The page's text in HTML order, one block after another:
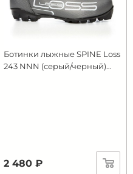
Ботинки лыжные SPINE Loss
243 NNN (серый/черный)
2 480 ₽